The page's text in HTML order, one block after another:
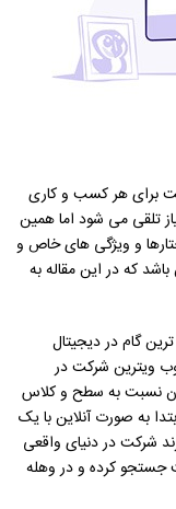
برای هر کسب و کاری
تلقی می شود اما همین
و ویژگی های خاص و
باشد که در این مقاله به
گام در دیجیتال
ویترین شرکت در
آن نسبت به سطح و کلاس
به صورت آنلاین با یک
شرکت در دنیای واقعی
جستجو کرده و در وهله